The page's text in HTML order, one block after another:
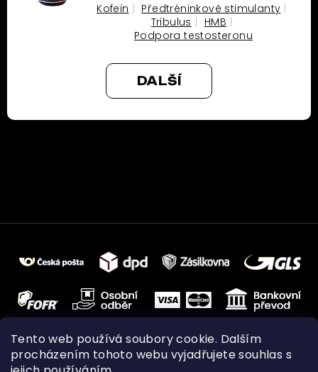
Tento web používá soubory cookie. Dalším
procházením tohoto webu vyjadřujete souhlas s
Kofein
Předtréninkové stimulanty
Tribulus
HMB
Podpora testosteronu
DALŠÍ